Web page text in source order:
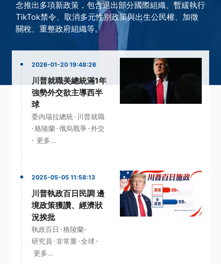
念推出多項新政策，包含退出部分國際組織、暫緩執行
TikTok禁令、取消多元性別政策與出生公民權、加徵
關稅、重整政府組織等。
2026-01-20 19:48:26
川普就職美總統滿1年
強勢外交欲主導西半
球
委內瑞拉總統· 川普就職
·格陵蘭·俄烏戰爭·外交
· 更多...
2025-05-05 11:58:13
川普執政百日民調 邊
境政策獲讚、經濟狀
況挨批
執政百日 ·格陵蘭·
研究員 ·非常重·全球·
更多...